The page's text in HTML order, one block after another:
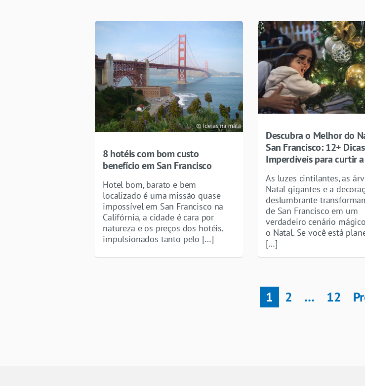
8 hotéis com bom custo
benefício em San Francisco
Hotel bom, barato e bem
localizado é uma missão quase
impossível em San Francisco na
Califórnia, a cidade é cara por
natureza e os preços dos hotéis,
impulsionados tanto pelo […]
Descubra o Melhor do
San Francisco: 12+ Dicas
Imperdíveis para curtir
As luzes cintilantes, as
Natal gigantes e a
deslumbrante
de San Francisco em um
verdadeiro cenário
o Natal. Se você está
[…]
1 2 … 12